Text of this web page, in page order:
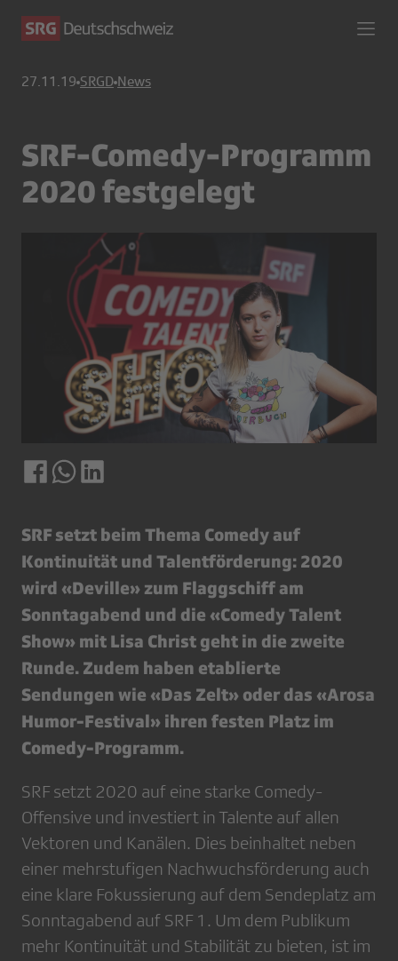
27.11.19 SRGD News
SRF-Comedy-Programm
2020 festgelegt
SRF setzt beim Thema Comedy auf
Kontinuität und Talentförderung: 2020
wird «Deville» zum Flaggschiff am
Sonntagabend und die «Comedy Talent
Show» mit Lisa Christ geht in die zweite
Runde. Zudem haben etablierte
Sendungen wie «Das Zelt» oder das «Arosa
Humor-Festival» ihren festen Platz im
Comedy-Programm.
SRF setzt 2020 auf eine starke Comedy-
Offensive und investiert in Talente auf allen
Vektoren und Kanälen. Dies beinhaltet neben
einer mehrstufigen Nachwuchsförderung auch
eine klare Fokussierung auf dem Sendeplatz am
Sonntagabend auf SRF 1. Um dem Publikum
mehr Kontinuität und Stabilität zu bieten, ist im